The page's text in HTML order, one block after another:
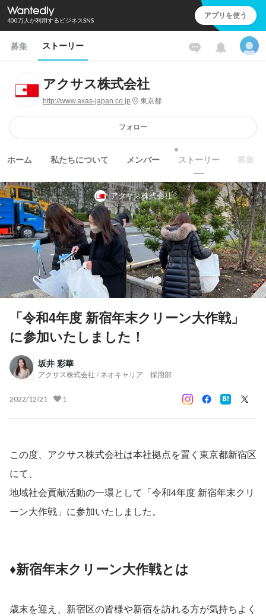
400万人が利用するビジネスSNS アプリを使う
募集 ストーリー
アクサス株式会社
http://www.axas-japan.co.jp 東京都
フォロー
ホーム 私たちについて メンバー ストーリー 募集
アクサス株式会社
「令和4年度 新宿年末クリーン大作戦」
に参加いたしました！
坂井 彩華
アクサス株式会社 / ネオキャリア 採用部
2022/12/21 1
この度、アクサス株式会社は本社拠点を置く東京都新宿区
にて、
地域社会貢献活動の一環として「令和4年度 新宿年末クリ
ーン大作戦」に参加いたしました。
♦新宿年末クリーン大作戦とは
歳末を迎え、新宿区の皆様や新宿を訪れる方が気持ちよく